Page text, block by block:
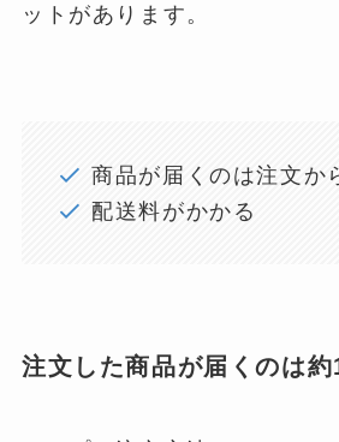
ットがあります。
商品が届くのは注文か
配送料がかかる
注文した商品が届くのは約